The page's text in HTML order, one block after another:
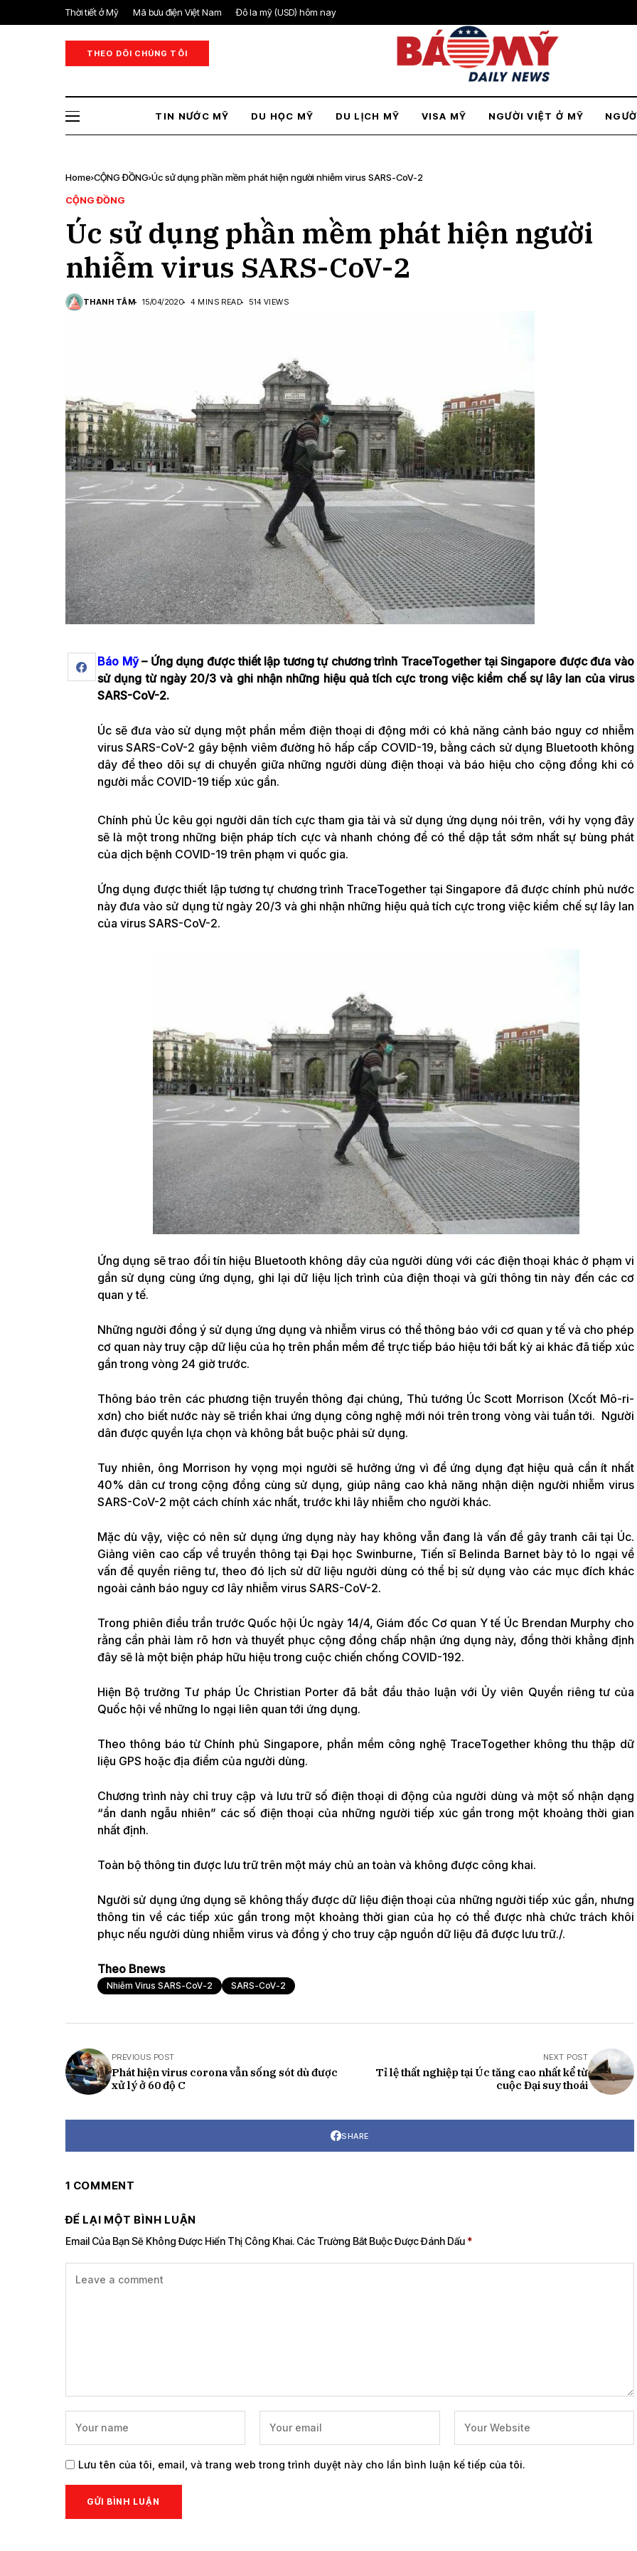
Thời tiết ở Mỹ Mã bưu điện Việt Nam Đô la mỹ (USD) hôm nay
THEO DÕI CHÚNG TÔI
TIN NƯỚC MỸ DU HỌC MỸ DU LỊCH MỸ VISA MỸ NGƯỜI VIỆT Ở MỸ
Home CỘNG ĐỒNG Úc sử dụng phần mềm phát hiện người nhiễm virus SARS-CoV-2
CỘNG ĐỒNG
Úc sử dụng phần mềm phát hiện người
nhiễm virus SARS-CoV-2
THANH TÂM 15/04/2020 4 MINS READ 514 VIEWS
Báo Mỹ– Ứng dụng được thiết lập tương tự chương trình TraceTogether tại Singapore được đưa vào
sử dụng từ ngày 20/3 và ghi nhận những hiệu quả tích cực trong việc kiềm chế sự lây lan của virus
SARS-CoV-2.
Úc sẽ đưa vào sử dụng một phần mềm điện thoại di động mới có khả năng cảnh báo nguy cơ nhiễm
virus SARS-CoV-2 gây bệnh viêm đường hô hấp cấp COVID-19, bằng cách sử dụng Bluetooth không
dây để theo dõi sự di chuyển giữa những người dùng điện thoại và báo hiệu cho cộng đồng khi có
người mắc COVID-19 tiếp xúc gần.
Chính phủ Úc kêu gọi người dân tích cực tham gia tải và sử dụng ứng dụng nói trên, với hy vọng đây
sẽ là một trong những biện pháp tích cực và nhanh chóng để có thể dập tắt sớm nhất sự bùng phát
của dịch bệnh COVID-19 trên phạm vi quốc gia.
Ứng dụng được thiết lập tương tự chương trình TraceTogether tại Singapore đã được chính phủ nước
này đưa vào sử dụng từ ngày 20/3 và ghi nhận những hiệu quả tích cực trong việc kiềm chế sự lây lan
của virus SARS-CoV-2.
Ứng dụng sẽ trao đổi tín hiệu Bluetooth không dây của người dùng với các điện thoại khác ở phạm vi
gần sử dụng cùng ứng dụng, ghi lại dữ liệu lịch trình của điện thoại và gửi thông tin này đến các cơ
quan y tế.
Những người đồng ý sử dụng ứng dụng và nhiễm virus có thể thông báo với cơ quan y tế và cho phép
cơ quan này truy cập dữ liệu của họ trên phần mềm để trực tiếp báo hiệu tới bất kỳ ai khác đã tiếp xúc
gần trong vòng 24 giờ trước.
Thông báo trên các phương tiện truyền thông đại chúng, Thủ tướng Úc Scott Morrison (Xcốt Mô-ri-
xơn) cho biết nước này sẽ triển khai ứng dụng công nghệ mới nói trên trong vòng vài tuần tới. Người
dân được quyền lựa chọn và không bắt buộc phải sử dụng.
Tuy nhiên, ông Morrison hy vọng mọi người sẽ hưởng ứng vì để ứng dụng đạt hiệu quả cần ít nhất
40% dân cư trong cộng đồng cùng sử dụng, giúp nâng cao khả năng nhận diện người nhiễm virus
SARS-CoV-2 một cách chính xác nhất, trước khi lây nhiễm cho người khác.
Mặc dù vậy, việc có nên sử dụng ứng dụng này hay không vẫn đang là vấn đề gây tranh cãi tại Úc.
Giảng viên cao cấp về truyền thông tại Đại học Swinburne, Tiến sĩ Belinda Barnet bày tỏ lo ngại về
vấn đề quyền riêng tư, theo đó lịch sử dữ liệu người dùng có thể bị sử dụng vào các mục đích khác
ngoài cảnh báo nguy cơ lây nhiễm virus SARS-CoV-2.
Trong phiên điều trần trước Quốc hội Úc ngày 14/4, Giám đốc Cơ quan Y tế Úc Brendan Murphy cho
rằng cần phải làm rõ hơn và thuyết phục cộng đồng chấp nhận ứng dụng này, đồng thời khẳng định
đây sẽ là một biện pháp hữu hiệu trong cuộc chiến chống COVID-192.
Hiện Bộ trưởng Tư pháp Úc Christian Porter đã bắt đầu thảo luận với Ủy viên Quyền riêng tư của
Quốc hội về những lo ngại liên quan tới ứng dụng.
Theo thông báo từ Chính phủ Singapore, phần mềm công nghệ TraceTogether không thu thập dữ
liệu GPS hoặc địa điểm của người dùng.
Chương trình này chỉ truy cập và lưu trữ số điện thoại di động của người dùng và một số nhận dạng
“ẩn danh ngẫu nhiên” các số điện thoại của những người tiếp xúc gần trong một khoảng thời gian
nhất định.
Toàn bộ thông tin được lưu trữ trên một máy chủ an toàn và không được công khai.
Người sử dụng ứng dụng sẽ không thấy được dữ liệu điện thoại của những người tiếp xúc gần, nhưng
thông tin về các tiếp xúc gần trong một khoảng thời gian của họ có thể được nhà chức trách khôi
phục nếu người dùng nhiễm virus và đồng ý cho truy cập nguồn dữ liệu đã được lưu trữ./.
Theo Bnews
Nhiễm Virus SARS-CoV-2 SARS-CoV-2
PREVIOUS POST
Phát hiện virus corona vẫn sống sót dù được
xử lý ở 60 độ C
NEXT POST
Tỉ lệ thất nghiệp tại Úc tăng cao nhất kể từ
cuộc Đại suy thoái
SHARE
1 COMMENT
ĐỂ LẠI MỘT BÌNH LUẬN
Email Của Bạn Sẽ Không Được Hiển Thị Công Khai. Các Trường Bắt Buộc Được Đánh Dấu *
Lưu tên của tôi, email, và trang web trong trình duyệt này cho lần bình luận kế tiếp của tôi.